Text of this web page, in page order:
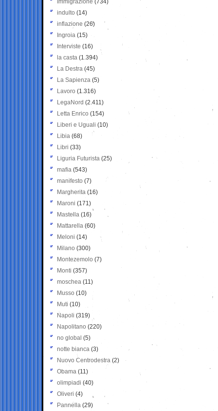
Immigrazione (734)
indulto (14)
inflazione (26)
Ingroia (15)
Interviste (16)
la casta (1.394)
La Destra (45)
La Sapienza (5)
Lavoro (1.316)
LegaNord (2.411)
Letta Enrico (154)
Liberi e Uguali (10)
Libia (68)
Libri (33)
Liguria Futurista (25)
mafia (543)
manifesto (7)
Margherita (16)
Maroni (171)
Mastella (16)
Mattarella (60)
Meloni (14)
Milano (300)
Montezemolo (7)
Monti (357)
moschea (11)
Musso (10)
Muti (10)
Napoli (319)
Napolitano (220)
no global (5)
notte bianca (3)
Nuovo Centrodestra (2)
Obama (11)
olimpiadi (40)
Oliveri (4)
Pannella (29)